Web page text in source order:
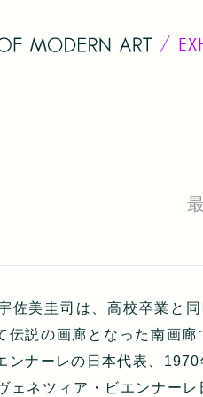
佐美圭司は、高校卒業と
伝説の画廊となった南画廊
ンナーレの日本代表、
ェネツィア・ビエンナー